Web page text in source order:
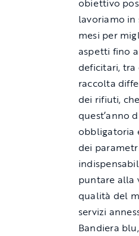
lavoriamo in
mesi per
aspetti fino
deficitari, tra
raccolta
dei rifiuti,
quest’anno
obbligatoria
dei
puntare alla
qualità del
servizi
Bandiera